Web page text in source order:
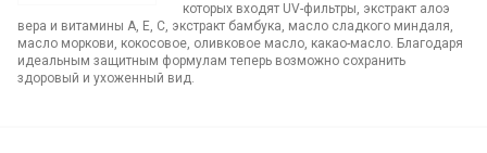
которых входят UV-фильтры, экстракт алоэ
вера и витамины А, Е, С, экстракт бамбука, масло сладкого миндаля,
масло моркови, кокосовое, оливковое масло, какао-масло. Благодаря
идеальным защитным формулам теперь возможно сохранить
здоровый и ухоженный вид.